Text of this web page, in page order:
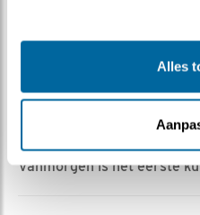
Alles
Eerste
Bewaar dit
Vanmorgen is het eerste